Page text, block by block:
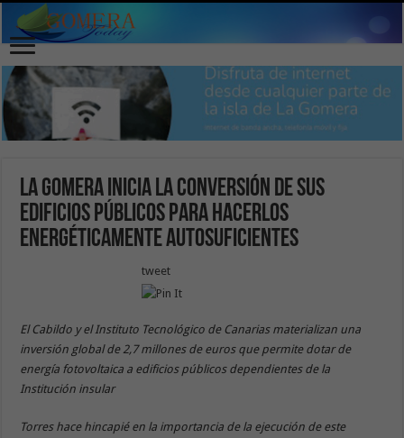
La Gomera inicia la conversión de sus
edificios públicos para hacerlos
energéticamente autosuficientes
tweet
El Cabildo y el Instituto Tecnológico de Canarias materializan una
inversión global de 2,7 millones de euros que permite dotar de
energía fotovoltaica a edificios públicos dependientes de la
Institución insular
Torres hace hincapié en la importancia de la ejecución de este